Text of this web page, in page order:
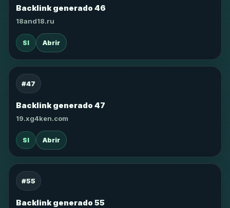
Backlink generado 46
18and18.ru
SI Abrir
#47
Backlink generado 47
19.xg4ken.com
SI Abrir
#55
Backlink generado 55